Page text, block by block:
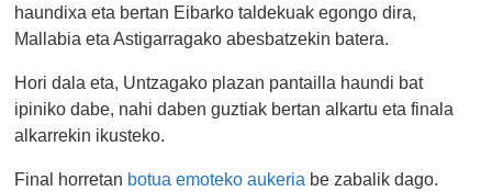
haundixa eta bertan Eibarko taldekuak egongo dira,
Mallabia eta Astigarragako abesbatzekin batera.
Hori dala eta, Untzagako plazan pantailla haundi bat
ipiniko dabe, nahi daben guztiak bertan alkartu eta finala
alkarrekin ikusteko.
Final horretan botua emoteko aukeria be zabalik dago.